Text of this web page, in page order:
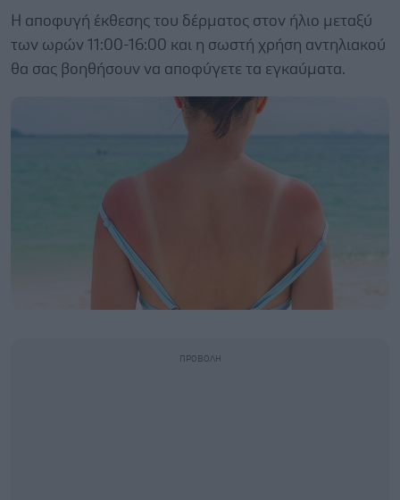
Η αποφυγή έκθεσης του δέρματος στον ήλιο μεταξύ
των ωρών 11:00-16:00 και η σωστή χρήση αντηλιακού
θα σας βοηθήσουν να αποφύγετε τα εγκαύματα.